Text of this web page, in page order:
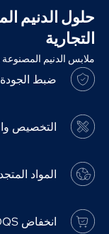
حلول الدنيم
التجارية
ملابس الدنيم المصنوعة
ضبط الجودة
التخصيص
المواد
انخفاض MOQS